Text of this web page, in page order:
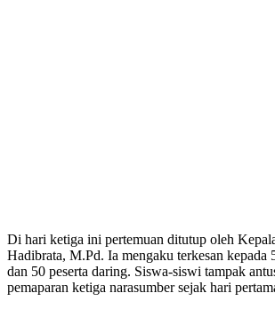
Di hari ketiga ini pertemuan ditutup oleh
Hadibrata, M.Pd. Ia mengaku terkesan kepada
dan 50 peserta daring. Siswa-siswi tampak
pemaparan ketiga narasumber sejak hari